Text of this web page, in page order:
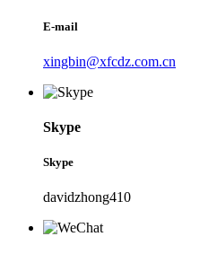
E-mail
xingbin@xfcdz.com.cn
Skype
Skype
davidzhong410